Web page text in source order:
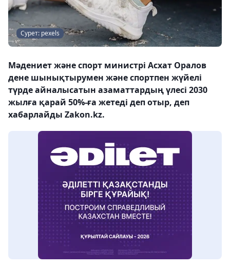
Сурет: pexels
Мәдениет және спорт министрі Асхат Оралов
дене шынықтырумен және спортпен жүйелі
түрде айналысатын азаматтардың үлесі 2030
жылға қарай 50%-ға жетеді деп отыр, деп
хабарлайды Zakon.kz.